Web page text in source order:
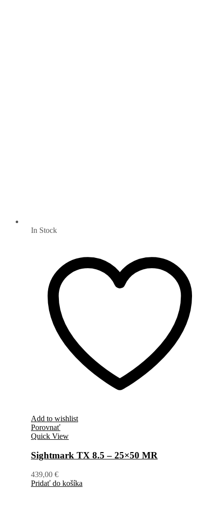
In Stock
Add to wishlist
Porovnať
Quick View
Sightmark TX 8.5 – 25×50 MR
439,00 €
Pridať do košíka